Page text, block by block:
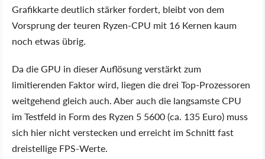
Grafikkarte deutlich stärker fordert, bleibt von dem
Vorsprung der teuren Ryzen-CPU mit 16 Kernen kaum
noch etwas übrig.
Da die GPU in dieser Auflösung verstärkt zum
limitierenden Faktor wird, liegen die drei Top-Prozessoren
weitgehend gleich auch. Aber auch die langsamste CPU
im Testfeld in Form des Ryzen 5 5600 (ca. 135 Euro) muss
sich hier nicht verstecken und erreicht im Schnitt fast
dreistellige FPS-Werte.